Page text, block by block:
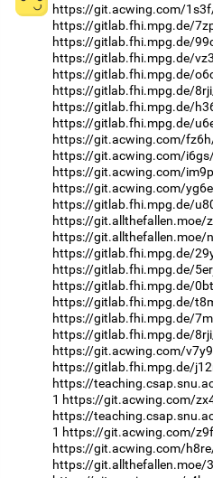
https://git.acwing.com/
https://gitlab.fhi.mpg.de/
https://gitlab.fhi.mpg.de/
https://gitlab.fhi.mpg.de/
https://gitlab.fhi.mpg.de/
https://gitlab.fhi.mpg.de/
https://gitlab.fhi.mpg.de/
https://gitlab.fhi.mpg.de/
https://git.acwing.com/
https://git.acwing.com/
https://git.acwing.com/
https://git.acwing.com/
https://gitlab.fhi.mpg.de/
https://
https://
https://gitlab.fhi.mpg.de/
https://gitlab.fhi.mpg.de/
https://gitlab.fhi.mpg.de/
https://gitlab.fhi.mpg.de/
https://gitlab.fhi.mpg.de/
https://gitlab.fhi.mpg.de/
https://git.acwing.com/
https://gitlab.fhi.mpg.de/
https://
1 https://git.acwing.com/
https://
1 https://git.acwing.com/
https://git.acwing.com/
https://git.allthefallen.moe/